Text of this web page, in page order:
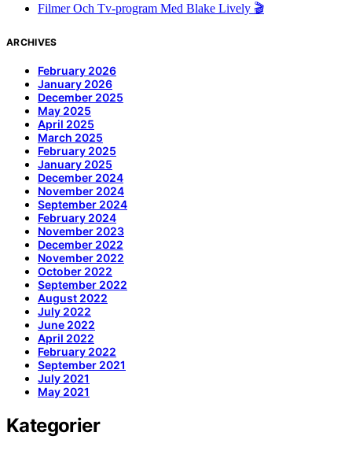
Filmer Och Tv-program Med Blake Lively 🎬
ARCHIVES
February 2026
January 2026
December 2025
May 2025
April 2025
March 2025
February 2025
January 2025
December 2024
November 2024
September 2024
February 2024
November 2023
December 2022
November 2022
October 2022
September 2022
August 2022
July 2022
June 2022
April 2022
February 2022
September 2021
July 2021
May 2021
Kategorier